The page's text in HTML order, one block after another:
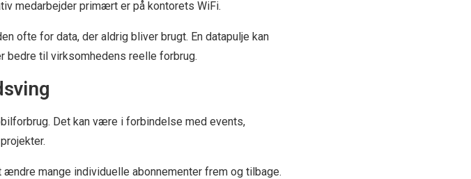
medarbejder primært er på kontorets WiFi.
ofte for data, der aldrig bliver brugt. En datapulje kan
bedre til virksomhedens reelle forbrug.
Det kan være i forbindelse med events,
mange individuelle abonnementer frem og tilbage.